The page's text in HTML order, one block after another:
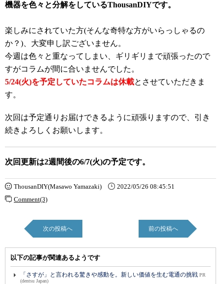
機器を色々と分解をしているThousanDIYです。
楽しみにされていた方(そんな奇特な方がいらっしゃるの
か？)、大変申し訳ございません。
今週は色々と重なってしまい、ギリギリまで頑張ったので
すがコラムが間に合いませんでした。
5/24(火)を予定していたコラムは休載とさせていただきま
す。
次回は予定通りお届けできるように頑張りますので、引き
続きよろしくお願いします。
次回更新は2週間後の6/7(火)の予定です。
ThousanDIY(Masawo Yamazaki)
2022/05/26 08:45:51
Comment(3)
次の投稿へ 前の投稿へ
以下の記事が関連あるようです
「さすが」と言われる驚きや感動を。新しい価値を生む電通の挑戦 PR
(dentsu Japan)